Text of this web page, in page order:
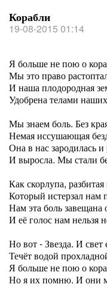
Корабли
19-08-2015 01:14
Я больше не пою о
Мы это право
И наша плодородная
Удобрена телами
Мы знаем боль. Без
Немая иссушающая
Она в нас зародилась и
И выросла. Мы стали
Как скорлупа,
Который истерзал нам
Нам эта боль завещана
И её голос нам нельзя
Но вот - Звезда. И свет
Течёт водой
Я больше не пою о
Но я их помню. И они